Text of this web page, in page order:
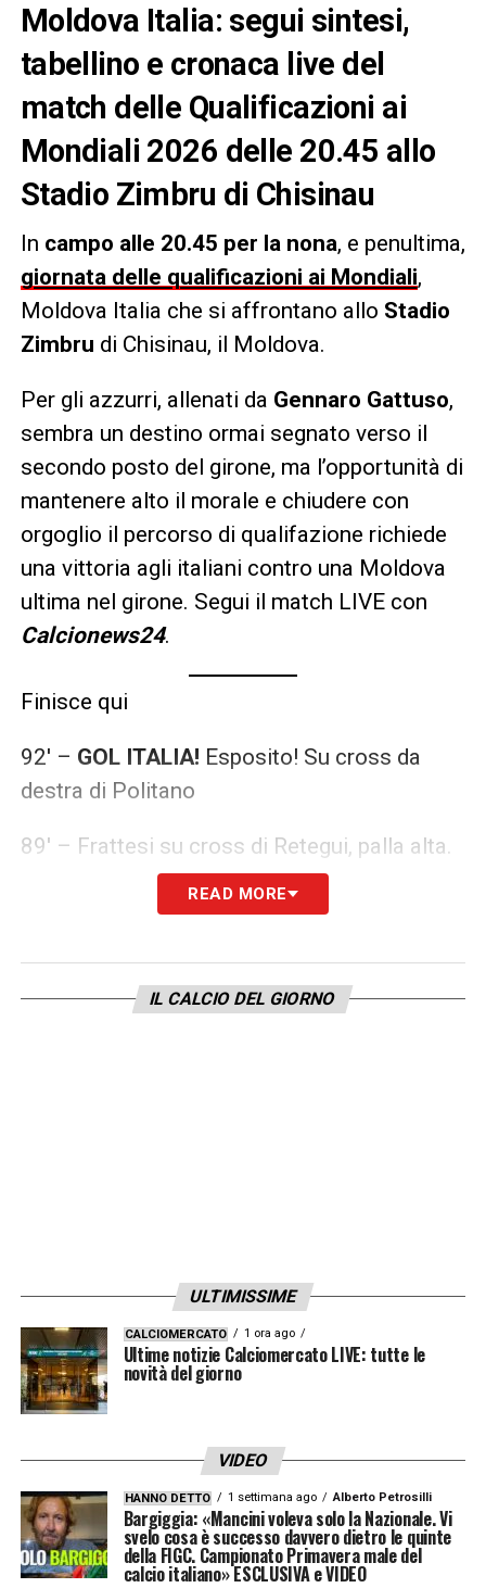
Moldova Italia: segui sintesi,
tabellino e cronaca live del
match delle Qualificazioni ai
Mondiali 2026 delle 20.45 allo
Stadio Zimbru di Chisinau
In campo alle 20.45 per la nona, e penultima,
giornata delle qualificazioni ai Mondiali,
Moldova Italia che si affrontano allo Stadio
Zimbru di Chisinau, il Moldova.
Per gli azzurri, allenati da Gennaro Gattuso,
sembra un destino ormai segnato verso il
secondo posto del girone, ma l’opportunità di
mantenere alto il morale e chiudere con
orgoglio il percorso di qualifazione richiede
una vittoria agli italiani contro una Moldova
ultima nel girone. Segui il match LIVE con
Calcionews24.
Finisce qui
92′ – GOL ITALIA! Esposito! Su cross da
destra di Politano
89′ – Frattesi su cross di Retegui, palla alta.
Insistono gli azzurri.
di testa sul cross di Dimarco sblocca la
partita! Azzurri avanti.
Dimarco Cambiaso.
69′ – Tonali forte dal limite, respinge il
portiere moldovo.
65′ – Cambi anche nell’Italia: Retegui e Pio
Esposito per Scamacca e Raspadori.
61′ – Bocaciuc sostituise Perciun.
READ MORE
IL CALCIO DEL GIORNO
ULTIMISSIME
CALCIOMERCATO 1 ora ago
Ultime notizie Calciomercato LIVE: tutte le
novità del giorno
VIDEO
HANNO DETTO 1 settimana ago Alberto Petrosilli
Bargiggia: «Mancini voleva solo la Nazionale. Vi
svelo cosa è successo davvero dietro le quinte
della FIGC. Campionato Primavera male del
calcio italiano» ESCLUSIVA e VIDEO